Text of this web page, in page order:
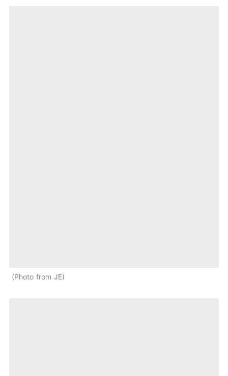
Photo from JE